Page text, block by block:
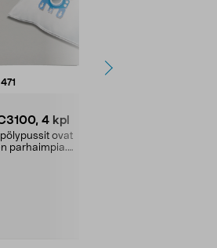
471
4 kpl
ovat
parhaimpia.